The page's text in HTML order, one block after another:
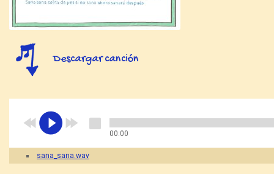
Descargar canción
00:00
sana_sana.wav